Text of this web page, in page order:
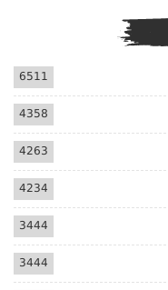
6511
4358
4263
4234
3444
3444